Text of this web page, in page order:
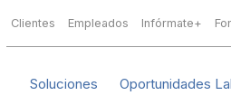
Clientes Empleados Infórmate+
Soluciones Oportunidades